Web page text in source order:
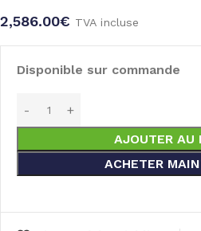
2,586.00€ TVA incluse
Disponible sur commande
AJOUTER AU
ACHETER